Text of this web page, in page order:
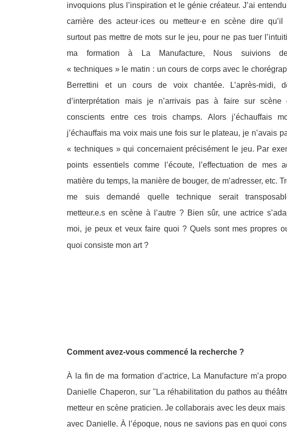
invoquions plus l’inspiration et le génie créateur. J’ai
carrière des acteur·ices ou metteur·e en scène dire
surtout pas mettre de mots sur le jeu, pour ne pas tuer
ma formation à La Manufacture, Nous suivions
« techniques » le matin : un cours de corps avec le
Berrettini et un cours de voix chantée. L’après-midi,
d’interprétation mais je n’arrivais pas à faire sur scène
conscients entre ces trois champs. Alors j’échauffais
j’échauffais ma voix mais une fois sur le plateau, je n’avais
« techniques » qui concernaient précisément le jeu. Par
points essentiels comme l’écoute, l’effectuation de mes
matière du temps, la manière de bouger, de m’adresser, etc.
me suis demandé quelle technique serait
metteur.e.s en scène à l’autre ? Bien sûr, une actrice
moi, je peux et veux faire quoi ? Quels sont mes propres
quoi consiste mon art ?
Comment avez-vous commencé la recherche ?
À la fin de ma formation d’actrice, La Manufacture m’a
Danielle Chaperon, sur "La réhabilitation du pathos au
metteur en scène praticien. Je collaborais avec les deux
avec Danielle. À l’époque, nous ne savions pas en quoi